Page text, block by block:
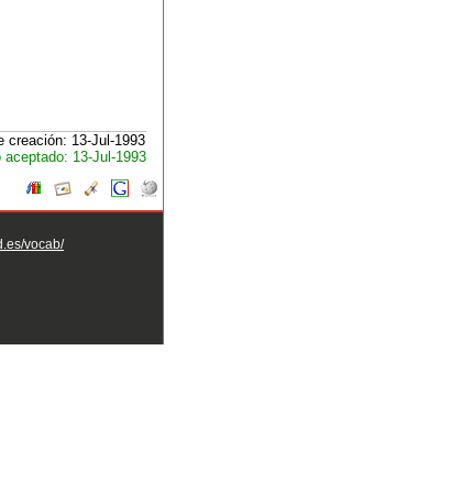
creación: 13-Jul-1993
aceptado: 13-Jul-1993
vocab/